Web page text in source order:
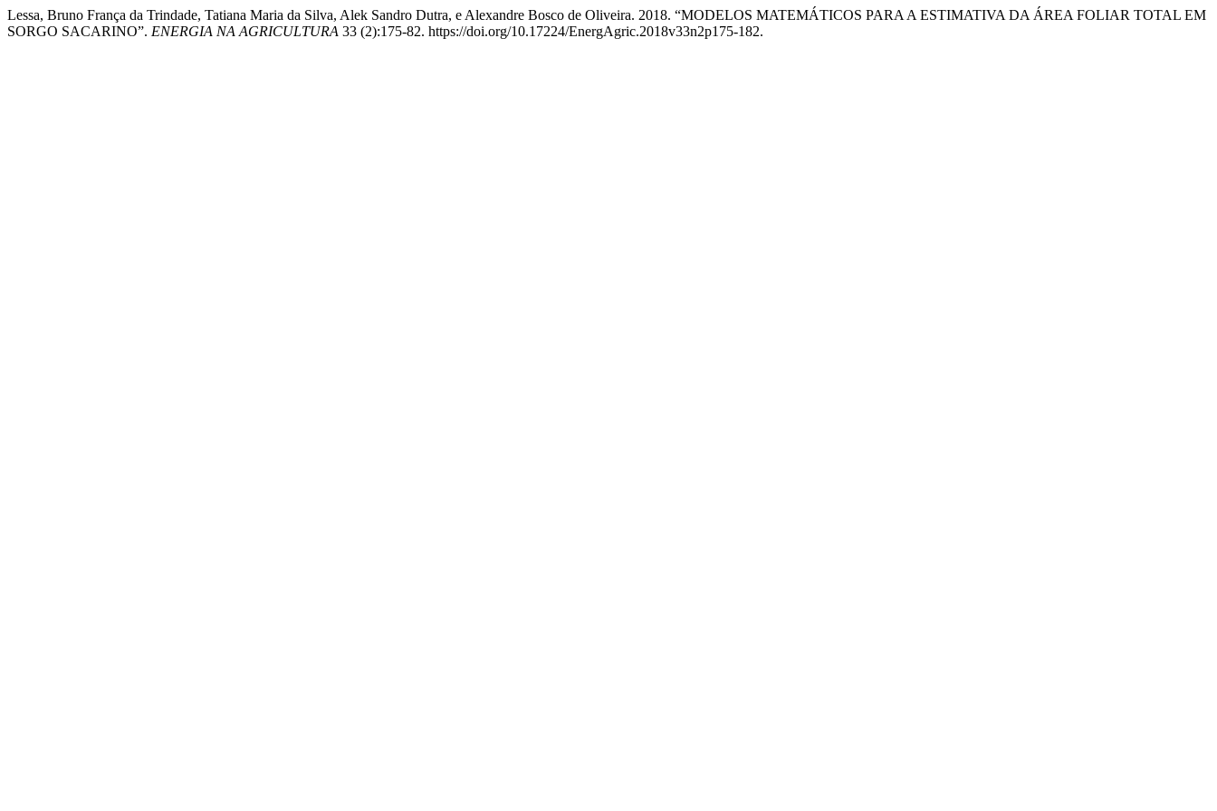
Lessa, Bruno França da Trindade, Tatiana Maria da Silva, Alek Sandro Dutra, e Alexandre Bosco de Oliveira. 2018. “MODELOS MATEMÁTICOS PARA A ESTIMATIVA DA ÁREA FOLIAR TOTAL EM
SORGO SACARINO”. ENERGIA NA AGRICULTURA 33 (2):175-82. https://doi.org/10.17224/EnergAgric.2018v33n2p175-182.